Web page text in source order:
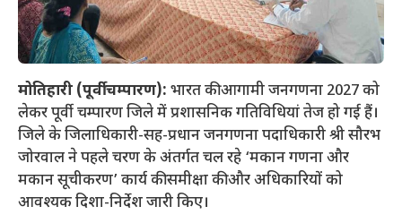
मोतिहारी (पूर्वी चम्पारण): भारत की आगामी जनगणना 2027 को
लेकर पूर्वी चम्पारण जिले में प्रशासनिक गतिविधियां तेज हो गई हैं।
जिले के जिलाधिकारी-सह-प्रधान जनगणना पदाधिकारी श्री सौरभ
जोरवाल ने पहले चरण के अंतर्गत चल रहे ‘मकान गणना और
मकान सूचीकरण’ कार्य की समीक्षा की और अधिकारियों को
आवश्यक दिशा-निर्देश जारी किए।